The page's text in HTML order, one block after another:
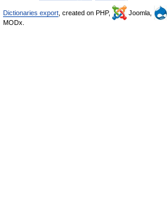
Dictionaries export , created on PHP, Joomla,
MODx.